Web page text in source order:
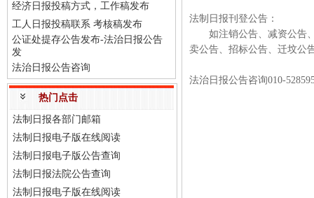
经济日报投稿方式，工作稿发布
工人日报投稿联系 考核稿发布
公证处提存公告发布-法治日报公告
发
法治日报公告咨询
热门点击
法制日报各部门邮箱
法制日报电子版在线阅读
法制日报电子版公告查询
法制日报法院公告查询
法制日报电子版在线阅读
法制日报刊登公告：
如注销公告、减资公告、
卖公告、招标公告、迁坟公
法治日报公告咨询010-